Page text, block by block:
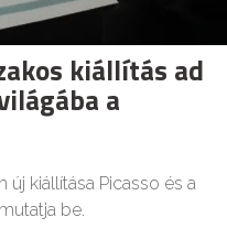
kiállítás ad
a
kiállítása Picasso és a
be.